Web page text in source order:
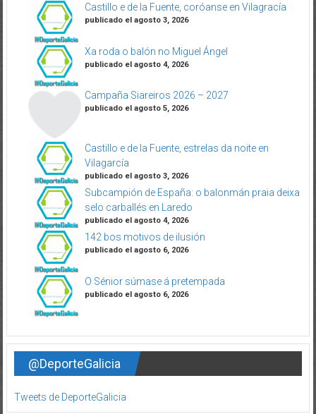
Castillo e de la Fuente, coróanse en Vilagracía
publicado el agosto 3, 2026
Xa roda o balón no Miguel Ángel
publicado el agosto 4, 2026
Campaña Siareiros 2026 – 2027
publicado el agosto 5, 2026
Castillo e de la Fuente, estrelas da noite en
Vilagarcía
publicado el agosto 3, 2026
Subcampión de España: o balonmán praia deixa
selo carballés en Laredo
publicado el agosto 4, 2026
142 bos motivos de ilusión
publicado el agosto 6, 2026
O Sénior súmase á pretempada
publicado el agosto 6, 2026
@DeporteGalicia
Tweets de DeporteGalicia